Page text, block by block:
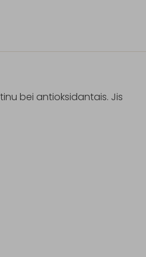
bei antioksidantais. Jis